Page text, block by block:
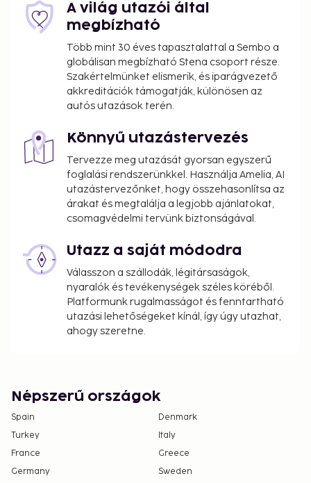
property. Fees may include applicable taxes:
A tax is imposed by the city: EUR 0.99 per
person, per night, up to 7 nights. This tax does
not apply to children under 17 years of age.
We have included all charges provided to us by the
Fee for cooked-to-order breakfast:
approximately EUR 20 for adults and EUR 10 for
children
The above list may not be comprehensive. Fees and
deposits may not include tax and are subject to
Cash transactions at this property cannot
exceed EUR 1000, due to national regulations.
For further details, please contact the property
using information in the booking confirmation.
The seasonal pool will be open from May to
October.
this property.
Parking height restrictions apply.
A világ utazói által
megbízható
Több mint 30 éves tapasztalattal a Sembo a
globálisan megbízható Stena csoport része.
Szakértelmünket elismerik, és iparágvezető
akkreditációk támogatják, különösen az
autós utazások terén.
Könnyű utazástervezés
Tervezze meg utazását gyorsan egyszerű
foglalási rendszerünkkel. Használja Amelia, AI
utazástervezőnket, hogy összehasonlítsa az
árakat és megtalálja a legjobb ajánlatokat,
csomagvédelmi tervünk biztonságával.
Utazz a saját módodra
Válasszon a szállodák, légitársaságok,
nyaralók és tevékenységek széles köréből.
Platformunk rugalmasságot és fenntartható
utazási lehetőségeket kínál, így úgy utazhat,
ahogy szeretne.
Népszerű országok
Spain
Denmark
Turkey
Italy
France
Greece
Germany
Sweden